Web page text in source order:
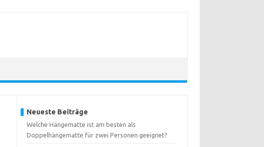
Neueste Beiträge
Welche Hängematte ist am besten als
Doppelhängematte für zwei Personen geeignet?